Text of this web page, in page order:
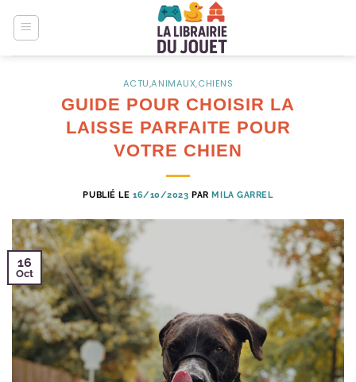
ACTU,ANIMAUX,CHIENS
GUIDE POUR CHOISIR LA
LAISSE PARFAITE POUR
VOTRE CHIEN
PUBLIÉ LE 16/10/2023 PARMILA GARREL
16
Oct